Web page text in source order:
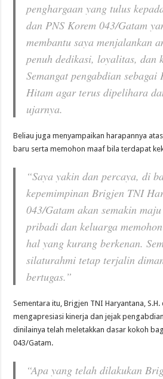
penghargaan yang tulus
dan PNS Korem 043/Gatam
membantu saya menjalankan
penuh dedikasi, loyalitas, dan
Semangat pengabdian
Hitam agar terus dipelihara
ujarnya.
Beliau juga menyampaikan harapannya
baru serta memohon maaf bila terdapat
“Saya yakin dan percaya, di
kepemimpinan Brigjen TNI
043/Gatam akan semakin
pribadi dan keluarga
hal yang kurang berkenan.
silaturahmi tetap terjalin
bertugas.”
Sementara itu, Brigjen TNI Haryantana,
mengapresiasi kinerja dan jejak
dinilainya telah meletakkan dasar kokoh
043/Gatam.
“Apa yang telah dilakukan